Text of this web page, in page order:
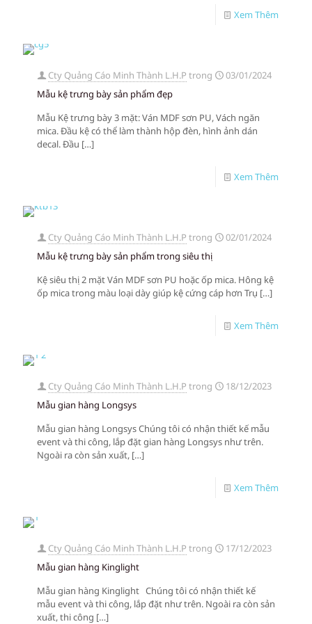
Xem Thêm
Cty Quảng Cáo Minh Thành L.H.P trong
03/01/2024
Mẫu kệ trưng bày sản phẩm đẹp
Mẫu Kệ trưng bày 3 mặt: Ván MDF sơn PU, Vách ngăn
mica. Đầu kệ có thể làm thành hộp đèn, hình ảnh dán
decal. Đầu […]
Xem Thêm
Cty Quảng Cáo Minh Thành L.H.P trong
02/01/2024
Mẫu kệ trưng bày sản phẩm trong siêu thị
Kệ siêu thị 2 mặt Ván MDF sơn PU hoặc ốp mica. Hông kệ
ốp mica trong màu loại dày giúp kệ cứng cáp hơn Trụ […]
Xem Thêm
Cty Quảng Cáo Minh Thành L.H.P trong
18/12/2023
Mẫu gian hàng Longsys
Mẫu gian hàng Longsys Chúng tôi có nhận thiết kế mẫu
event và thi công, lắp đặt gian hàng Longsys như trên.
Ngoài ra còn sản xuất, […]
Xem Thêm
Cty Quảng Cáo Minh Thành L.H.P trong
17/12/2023
Mẫu gian hàng Kinglight
Mẫu gian hàng Kinglight Chúng tôi có nhận thiết kế
mẫu event và thi công, lắp đặt như trên. Ngoài ra còn sản
xuất, thi công […]